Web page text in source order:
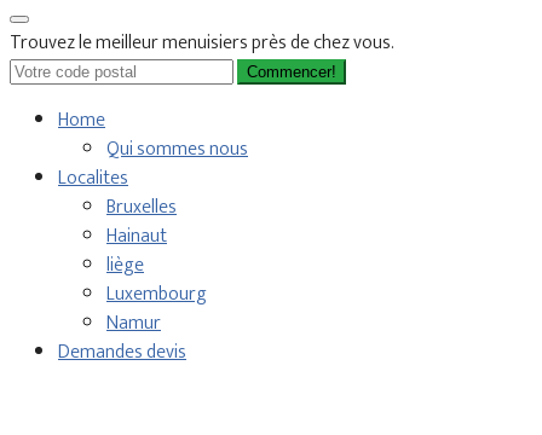
Trouvez le meilleur menuisiers près de chez vous.
Commencer!
Home
Qui sommes nous
Localites
Bruxelles
Hainaut
liège
Luxembourg
Namur
Demandes devis